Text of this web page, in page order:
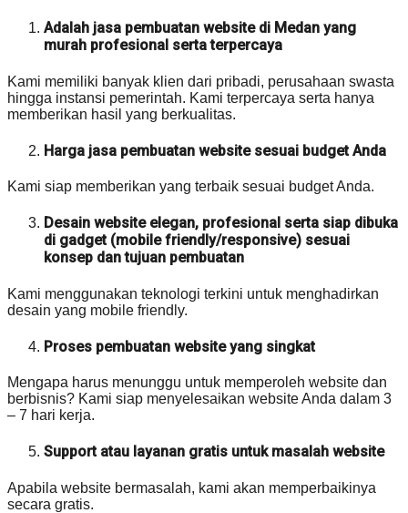
Adalah jasa pembuatan website di Medan yang
murah profesional serta terpercaya
Kami memiliki banyak klien dari pribadi, perusahaan swasta
hingga instansi pemerintah. Kami terpercaya serta hanya
memberikan hasil yang berkualitas.
Harga jasa pembuatan website sesuai budget Anda
Kami siap memberikan yang terbaik sesuai budget Anda.
Desain website elegan, profesional serta siap dibuka
di gadget (mobile friendly/responsive) sesuai
konsep dan tujuan pembuatan
Kami menggunakan teknologi terkini untuk menghadirkan
desain yang mobile friendly.
Proses pembuatan website yang singkat
Mengapa harus menunggu untuk memperoleh website dan
berbisnis? Kami siap menyelesaikan website Anda dalam 3
– 7 hari kerja.
Support atau layanan gratis untuk masalah website
Apabila website bermasalah, kami akan memperbaikinya
secara gratis.